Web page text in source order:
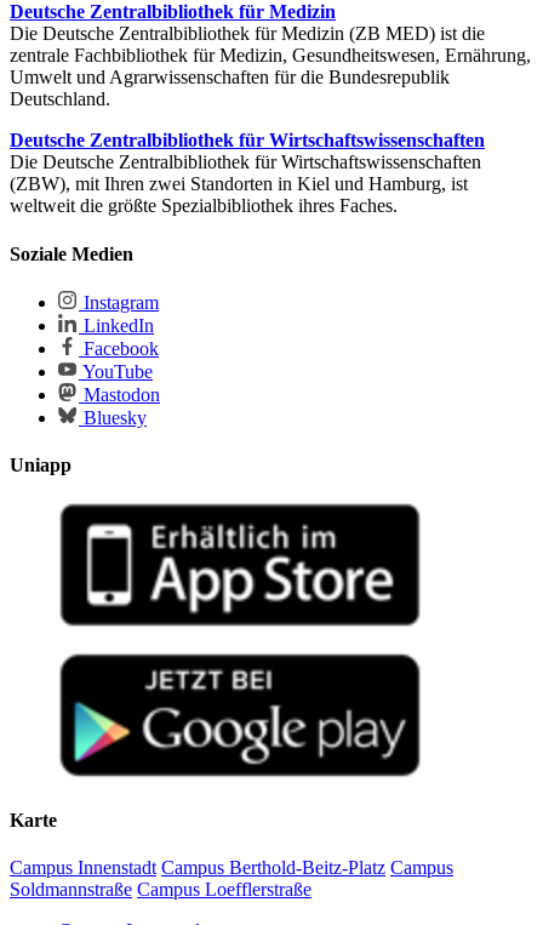
Deutsche Zentralbibliothek für Medizin
Die Deutsche Zentralbibliothek für Medizin (ZB MED) ist die
zentrale Fachbibliothek für Medizin, Gesundheitswesen, Ernährung,
Umwelt und Agrarwissenschaften für die Bundesrepublik
Deutschland.
Deutsche Zentralbibliothek für Wirtschaftswissenschaften
Die Deutsche Zentralbibliothek für Wirtschaftswissenschaften
(ZBW), mit Ihren zwei Standorten in Kiel und Hamburg, ist
weltweit die größte Spezialbibliothek ihres Faches.
Soziale Medien
Instagram
LinkedIn
Facebook
YouTube
Mastodon
Bluesky
Uniapp
Karte
Campus Innenstadt Campus Berthold-Beitz-Platz Campus
Soldmannstraße Campus Loefflerstraße